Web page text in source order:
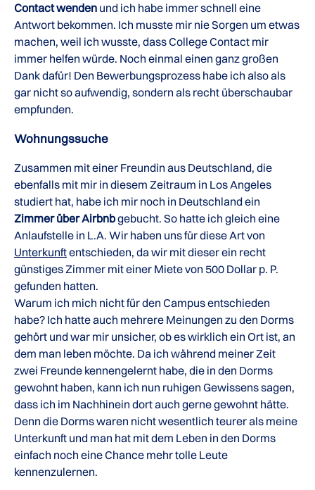
Contact wenden und ich habe immer schnell eine
Antwort bekommen. Ich musste mir nie Sorgen um etwas
machen, weil ich wusste, dass College Contact mir
immer helfen würde. Noch einmal einen ganz großen
Dank dafür! Den Bewerbungsprozess habe ich also als
gar nicht so aufwendig, sondern als recht überschaubar
empfunden.
Wohnungssuche
Zusammen mit einer Freundin aus Deutschland, die
ebenfalls mit mir in diesem Zeitraum in Los Angeles
studiert hat, habe ich mir noch in Deutschland ein
Zimmer über Airbnbgebucht. So hatte ich gleich eine
Anlaufstelle in L.A. Wir haben uns für diese Art von
Unterkunftentschieden, da wir mit dieser ein recht
günstiges Zimmer mit einer Miete von 500 Dollar p. P.
gefunden hatten.
Warum ich mich nicht für den Campus entschieden
habe? Ich hatte auch mehrere Meinungen zu den Dorms
gehört und war mir unsicher, ob es wirklich ein Ort ist, an
dem man leben möchte. Da ich während meiner Zeit
zwei Freunde kennengelernt habe, die in den Dorms
gewohnt haben, kann ich nun ruhigen Gewissens sagen,
dass ich im Nachhinein dort auch gerne gewohnt hätte.
Denn die Dorms waren nicht wesentlich teurer als meine
Unterkunft und man hat mit dem Leben in den Dorms
einfach noch eine Chance mehr tolle Leute
kennenzulernen.